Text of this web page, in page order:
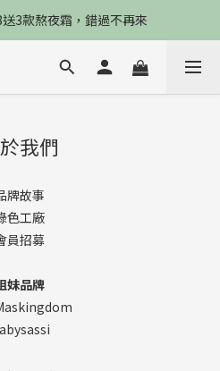
3款熬夜霜，錯過不再來
3款熬夜霜，錯過不再來
88折，最高再贈$2800
防曬，一件免運
3款熬夜霜，錯過不再來
我們
牌故事
色工廠
員招募
妹品牌